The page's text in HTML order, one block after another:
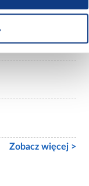
Zobacz więcej >